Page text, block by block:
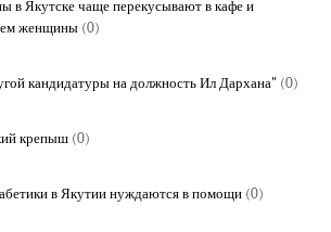
в Якутске чаще перекусывают в кафе и
женщины (0)
кандидатуры на должность Ил Дархана" (0)
крепыш (0)
в Якутии нуждаются в помощи (0)